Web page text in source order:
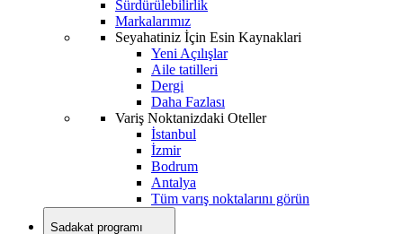
Sürdürülebilirlik
Markalarımız
Seyahatiniz İçin Esin Kaynaklari
Yeni Açılışlar
Aile tatilleri
Dergi
Daha Fazlası
Variş Noktanizdaki Oteller
İstanbul
İzmir
Bodrum
Antalya
Tüm varış noktalarını görün
Sadakat programı